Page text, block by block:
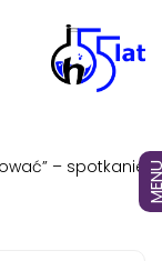
– spotkanie